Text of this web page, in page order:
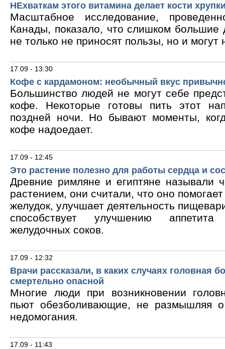
НЕхваткам этого витамина делает кости
Масштабное исследование,
Канады, показало, что слишком большие
не только не приносят пользы, но и могут
17.09 - 13:30
Кофе с кардамоном: необычный вкус
Большинство людей не могут себе
кофе. Некоторые готовы пить этот
поздней ночи. Но бывают моменты,
кофе надоедает.
17.09 - 12:45
Это растение полезно для работы сердца и
Древние римляне и египтяне называли
растением, они считали, что оно
желудок, улучшает деятельность
способствует улучшению
желудочных соков.
17.09 - 12:32
Врачи рассказали, в каких случаях головная
смертельно опасной
Многие люди при возникновении
пьют обезболивающие, не размышляя о
недомогания.
17.09 - 11:43